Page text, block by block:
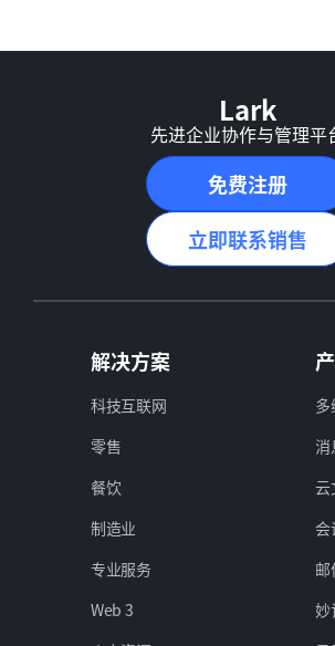
Lark
先进企业协作与管理平
免费注册
立即联系销售
解决方案
科技互联网
零售
餐饮
制造业
专业服务
Web 3
多
消
云
会
邮
妙